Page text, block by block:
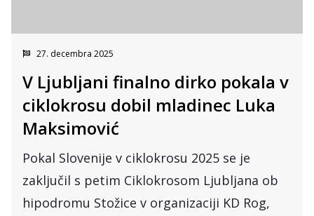
27. decembra 2025
V Ljubljani finalno dirko pokala v
ciklokrosu dobil mladinec Luka
Maksimović
Pokal Slovenije v ciklokrosu 2025 se je
zaključil s petim Ciklokrosom Ljubljana ob
hipodromu Stožice v organizaciji KD Rog,